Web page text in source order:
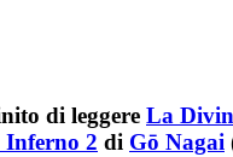
di leggere La
Inferno 2 di Gō Nagai